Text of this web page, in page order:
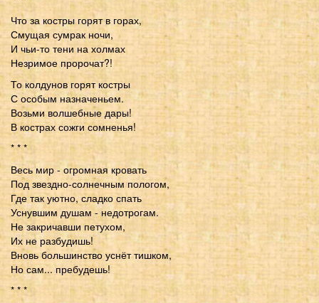
Что за костры горят в горах,
Смущая сумрак ночи,
И чьи-то тени на холмах
Незримое пророчат?!
То колдунов горят костры
С особым назначеньем.
Возьми волшебные дары!
В кострах сожги сомненья!
* * *
Весь мир - огромная кровать
Под звездно-солнечным пологом,
Где так уютно, сладко спать
Уснувшим душам - недотрогам.
Не закричавши петухом,
Их не разбудишь!
Вновь большинство уснёт тишком,
Но сам... пребудешь!
* * *